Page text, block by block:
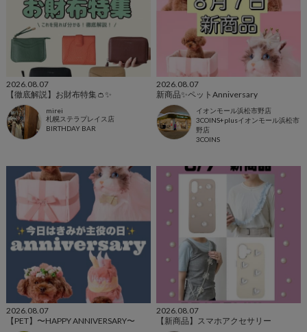
2026.08.07
【徹底解説】お財布特集👛✨
mirei
札幌ステラプレイス店
BIRTHDAY BAR
2026.08.07
新商品✨ペットAnniversary
イオンモール浜松市野店
3COINS+plusイオンモール浜松市
野店
3COINS
2026.08.07
【PET】〜HAPPY ANNIVERSARY〜
2026.08.07
【新商品】スマホアクセサリー